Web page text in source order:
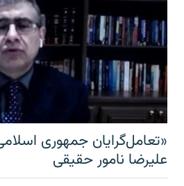
«تعامل‌گرایان جمهوری
علیرضا نامور حقیقی